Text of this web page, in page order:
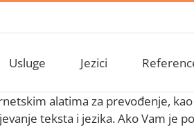
Usluge Jezici
alatima za prevođenje,
teksta i jezika. Ako Vam je